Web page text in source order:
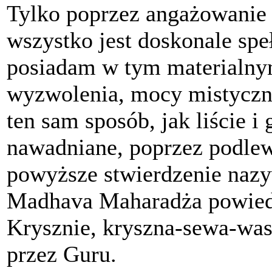
Tylko poprzez
wszystko jest doskonale
posiadam w tym
wyzwolenia, mocy
ten sam sposób, jak liście i
nawadniane, poprzez
powyższe stwierdzenie
Madhava Maharadża
Krysznie, kryszna-sewa-
przez Guru.